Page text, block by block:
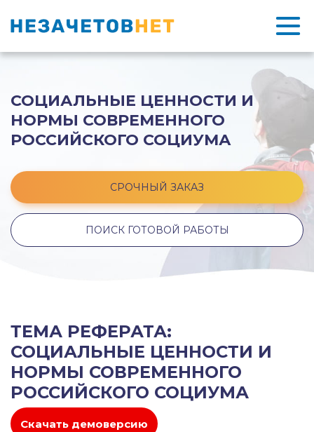
СОЦИАЛЬНЫЕ ЦЕННОСТИ И
НОРМЫ СОВРЕМЕННОГО
РОССИЙСКОГО СОЦИУМА
СРОЧНЫЙ ЗАКАЗ
ПОИСК ГОТОВОЙ РАБОТЫ
ТЕМА РЕФЕРАТА:
СОЦИАЛЬНЫЕ ЦЕННОСТИ И
НОРМЫ СОВРЕМЕННОГО
РОССИЙСКОГО СОЦИУМА
Скачать демоверсию